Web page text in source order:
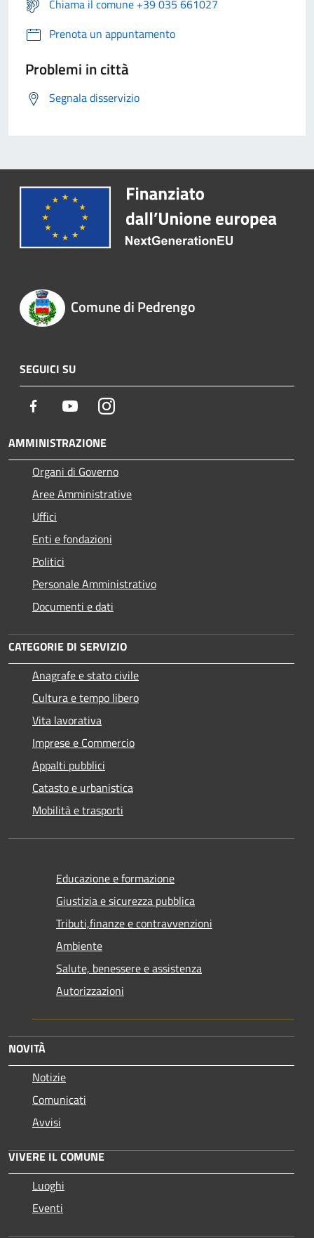
Chiama il comune +39 035 661027
Prenota un appuntamento
Problemi in città
Segnala disservizio
Comune di Pedrengo
SEGUICI SU
Facebook YoutubeInstagram
AMMINISTRAZIONE
Organi di Governo
Aree Amministrative
Uffici
Enti e fondazioni
Politici
Personale Amministrativo
Documenti e dati
CATEGORIE DI SERVIZIO
Anagrafe e stato civile
Cultura e tempo libero
Vita lavorativa
Imprese e Commercio
Appalti pubblici
Catasto e urbanistica
Mobilità e trasporti
Educazione e formazione
Giustizia e sicurezza pubblica
Tributi,finanze e contravvenzioni
Ambiente
Salute, benessere e assistenza
Autorizzazioni
NOVITÀ
Notizie
Comunicati
Avvisi
VIVERE IL COMUNE
Luoghi
Eventi